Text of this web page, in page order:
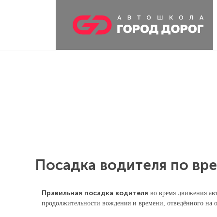
Посадка водителя по
Правильная посадка водителя во время движения
продолжительности вождения и времени, отведённого на